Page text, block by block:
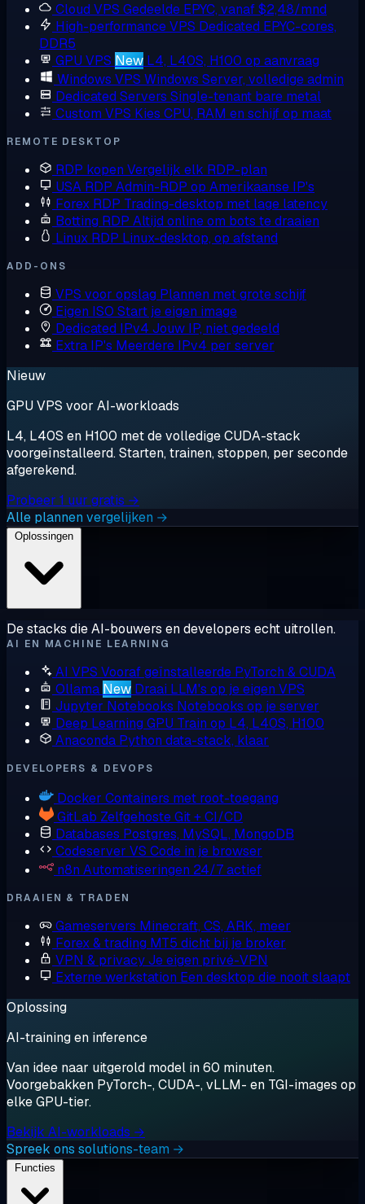
Cloud VPS Gedeelde EPYC, vanaf $2,48/mnd
High-performance VPS Dedicated EPYC-cores,
DDR5
GPU VPS New L4, L40S, H100 op aanvraag
Windows VPS Windows Server, volledige admin
Dedicated Servers Single-tenant bare metal
Custom VPS Kies CPU, RAM en schijf op maat
REMOTE DESKTOP
RDP kopen Vergelijk elk RDP-plan
USA RDP Admin-RDP op Amerikaanse IP's
Forex RDP Trading-desktop met lage latency
Botting RDP Altijd online om bots te draaien
Linux RDP Linux-desktop, op afstand
ADD-ONS
VPS voor opslag Plannen met grote schijf
Eigen ISO Start je eigen image
Dedicated IPv4 Jouw IP, niet gedeeld
Extra IP's Meerdere IPv4 per server
Nieuw
GPU VPS voor AI-workloads
L4, L40S en H100 met de volledige CUDA-stack
voorgeïnstalleerd. Starten, trainen, stoppen, per seconde
afgerekend.
Probeer 1 uur gratis →
Alle plannen vergelijken →
De stacks die AI-bouwers en developers echt uitrollen.
AI EN MACHINE LEARNING
AI VPS Vooraf geïnstalleerde PyTorch & CUDA
Ollama New Draai LLM's op je eigen VPS
Jupyter Notebooks Notebooks op je server
Deep Learning GPU Train op L4, L40S, H100
Anaconda Python data-stack, klaar
DEVELOPERS & DEVOPS
Docker Containers met root-toegang
GitLab Zelfgehoste Git + CI/CD
Databases Postgres, MySQL, MongoDB
Codeserver VS Code in je browser
n8n Automatiseringen 24/7 actief
DRAAIEN & TRADEN
Gameservers Minecraft, CS, ARK, meer
Forex & trading MT5 dicht bij je broker
VPN & privacyJe eigen privé-VPN
Externe werkstation Een desktop die nooit slaapt
Oplossing
AI-training en inference
Van idee naar uitgerold model in 60 minuten.
Voorgebakken PyTorch-, CUDA-, vLLM- en TGI-images op
elke GPU-tier.
Bekijk AI-workloads →
Spreek ons solutions-team →